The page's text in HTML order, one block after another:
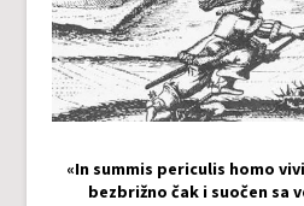
«In summis periculis homo
bezbrižno čak i suočen sa